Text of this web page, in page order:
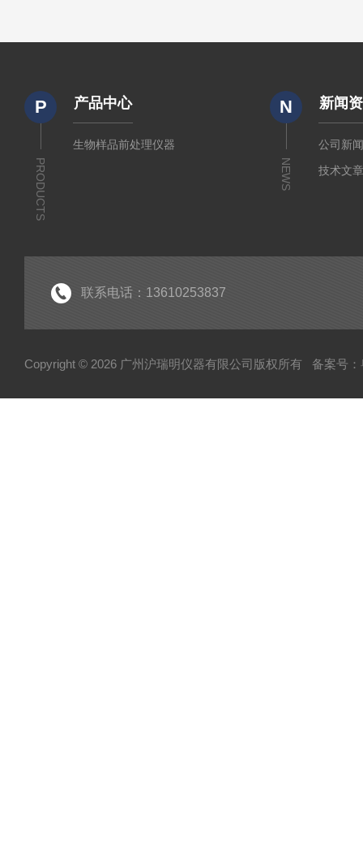
P
PRODUCTS
产品中心
生物样品前处理仪器
N
NEWS
新闻
公司新
技术文
联系电话：13610253837
Copyright © 2026 广州沪瑞明仪器有限公司版权所有 备案号